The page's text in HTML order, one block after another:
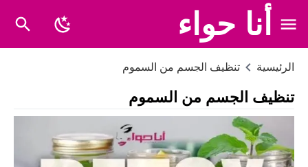
أنا حواء
الرئيسية تنظيف الجسم من السموم
تنظيف الجسم من السموم